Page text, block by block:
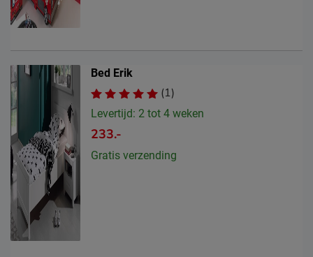
Bed Erik
(1)
Levertijd: 2 tot 4 weken
233.-
Gratis verzending